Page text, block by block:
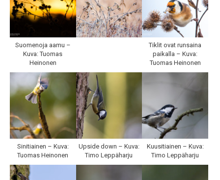
Suomenoja aamu –
Kuva: Tuomas
Heinonen
Tiklit ovat runsaina
paikalla – Kuva:
Tuomas Heinonen
Sinitiainen – Kuva:
Tuomas Heinonen
Upside down – Kuva:
Timo Leppäharju
Kuusitiainen – Kuva:
Timo Leppäharju